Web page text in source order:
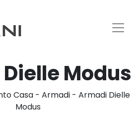
Modus
Casa- Armadi- Armadi Dielle
Modus